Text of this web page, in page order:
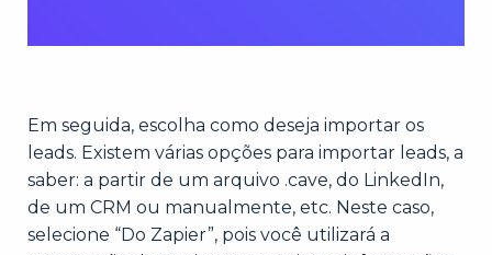
Em seguida, escolha como deseja importar os
leads. Existem várias opções para importar leads, a
saber: a partir de um arquivo .cave, do LinkedIn,
de um CRM ou manualmente, etc. Neste caso,
selecione “Do Zapier”, pois você utilizará a